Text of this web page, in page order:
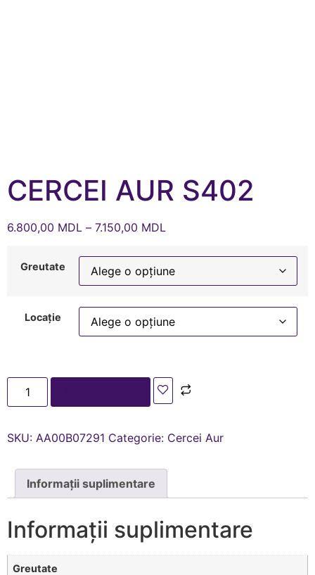
CERCEI AUR S402
6.800,00 MDL – 7.150,00 MDL
Greutate
Locație
SKU: AA00В07291 Categorie: Cercei Aur
Informații suplimentare
Informații suplimentare
Greutate